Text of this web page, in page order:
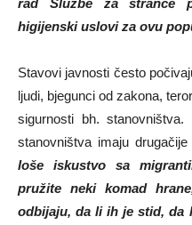
higijenski uslovi za ovu
Stavovi javnosti često
ljudi, bjegunci od zakona,
sigurnosti bh.
stanovništva imaju drugačije
loše iskustvo sa
pružite neki komad
odbijaju, da li ih je stid, da